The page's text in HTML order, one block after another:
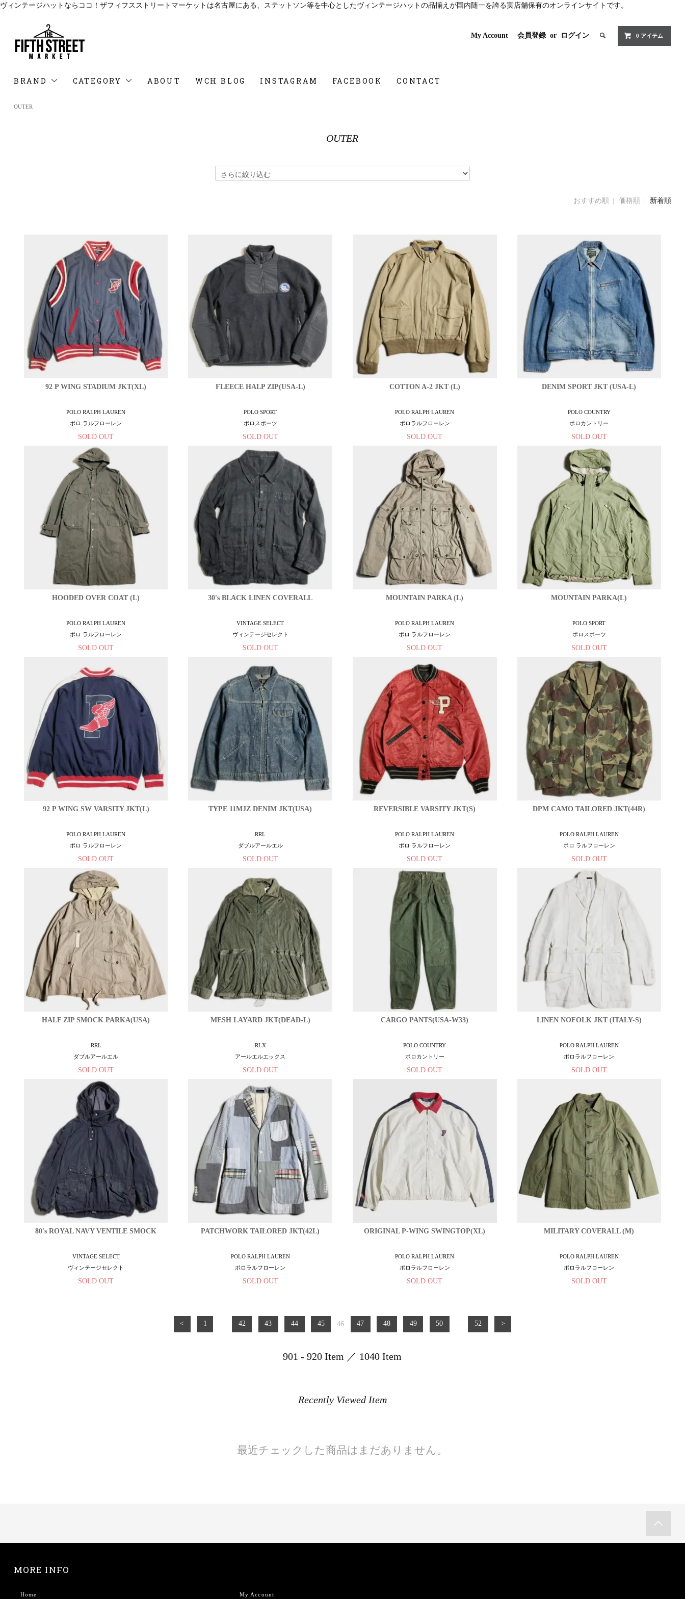
ヴィンテージハットならココ！ザフィフスストリートマーケットは名古屋にある、ステットソン等を中心としたヴィンテージハットの品揃えが国内随一を誇る実店舗保有のオンラインサイトです。
My Account 会員登録 or ログイン 0 アイテム
BRAND CATEGORY ABOUT WCH BLOG INSTAGRAM FACEBOOK CONTACT
OUTER
OUTER
おすすめ順 |価格順 | 新着順
92 P WING STADIUM JKT(XL)
POLO RALPH LAUREN
ポロ ラルフローレン
SOLD OUT
FLEECE HALP ZIP(USA-L)
POLO SPORT
ポロスポーツ
SOLD OUT
COTTON A-2 JKT (L)
POLO RALPH LAUREN
ポロラルフローレン
SOLD OUT
DENIM SPORT JKT (USA-L)
POLO COUNTRY
ポロカントリー
SOLD OUT
HOODED OVER COAT (L)
POLO RALPH LAUREN
ポロ ラルフローレン
SOLD OUT
30's BLACK LINEN COVERALL
VINTAGE SELECT
ヴィンテージセレクト
SOLD OUT
MOUNTAIN PARKA (L)
POLO RALPH LAUREN
ポロ ラルフローレン
SOLD OUT
MOUNTAIN PARKA(L)
POLO SPORT
ポロスポーツ
SOLD OUT
92 P WING SW VARSITY JKT(L)
POLO RALPH LAUREN
ポロ ラルフローレン
SOLD OUT
TYPE 11MJZ DENIM JKT(USA)
RRL
ダブルアールエル
SOLD OUT
REVERSIBLE VARSITY JKT(S)
POLO RALPH LAUREN
ポロ ラルフローレン
SOLD OUT
DPM CAMO TAILORED JKT(44R)
POLO RALPH LAUREN
ポロ ラルフローレン
SOLD OUT
HALF ZIP SMOCK PARKA(USA)
RRL
ダブルアールエル
SOLD OUT
MESH LAYARD JKT(DEAD-L)
RLX
アールエルエックス
SOLD OUT
CARGO PANTS(USA-W33)
POLO COUNTRY
ポロカントリー
SOLD OUT
LINEN NOFOLK JKT (ITALY-S)
POLO RALPH LAUREN
ポロラルフローレン
SOLD OUT
80's ROYAL NAVY VENTILE SMOCK
VINTAGE SELECT
ヴィンテージセレクト
SOLD OUT
PATCHWORK TAILORED JKT(42L)
POLO RALPH LAUREN
ポロラルフローレン
SOLD OUT
ORIGINAL P-WING SWINGTOP(XL)
POLO RALPH LAUREN
ポロラルフローレン
SOLD OUT
MILITARY COVERALL (M)
POLO RALPH LAUREN
ポロラルフローレン
SOLD OUT
< 1 42 43 44 45 46 47 48 49 50 52 >
901 - 920 Item ／ 1040 Item
Recently Viewed Item
最近チェックした商品はまだありません。
MORE INFO
Home My Account